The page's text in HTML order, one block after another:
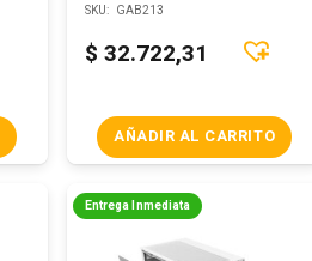
SKU: GAB213
$ 32.722,31
AÑADIR AL CARRITO
Entrega Inmediata